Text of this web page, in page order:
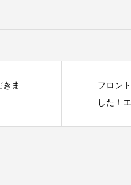
ま
フロン
した！